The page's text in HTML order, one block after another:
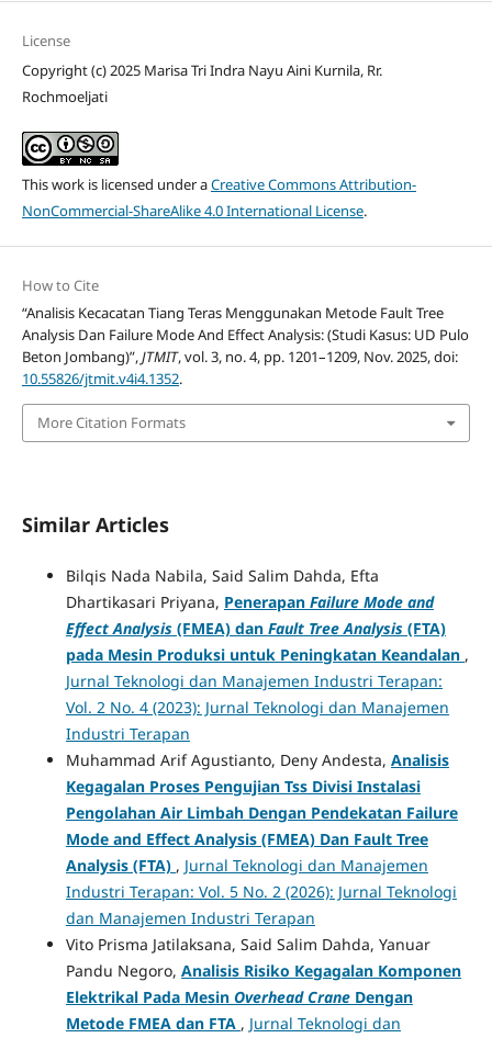
License
Copyright (c) 2025 Marisa Tri Indra Nayu Aini Kurnila, Rr.
Rochmoeljati
This work is licensed under aCreative Commons Attribution-
NonCommercial-ShareAlike 4.0 International License.
How to Cite
“Analisis Kecacatan Tiang Teras Menggunakan Metode Fault Tree
Analysis Dan Failure Mode And Effect Analysis: (Studi Kasus: UD Pulo
Beton Jombang)”,JTMIT, vol. 3, no. 4, pp. 1201–1209, Nov. 2025, doi:
10.55826/jtmit.v4i4.1352.
More Citation Formats
Similar Articles
Bilqis Nada Nabila, Said Salim Dahda, Efta
Dhartikasari Priyana, Penerapan Failure Mode and
Effect Analysis (FMEA) dan Fault Tree Analysis (FTA)
pada Mesin Produksi untuk Peningkatan Keandalan ,
Jurnal Teknologi dan Manajemen Industri Terapan:
Vol. 2 No. 4 (2023): Jurnal Teknologi dan Manajemen
Industri Terapan
Muhammad Arif Agustianto, Deny Andesta, Analisis
Kegagalan Proses Pengujian Tss Divisi Instalasi
Pengolahan Air Limbah Dengan Pendekatan Failure
Mode and Effect Analysis (FMEA) Dan Fault Tree
Analysis (FTA) , Jurnal Teknologi dan Manajemen
Industri Terapan: Vol. 5 No. 2 (2026): Jurnal Teknologi
dan Manajemen Industri Terapan
Vito Prisma Jatilaksana, Said Salim Dahda, Yanuar
Pandu Negoro, Analisis Risiko Kegagalan Komponen
Elektrikal Pada Mesin Overhead CraneDengan
Metode FMEA dan FTA , Jurnal Teknologi dan